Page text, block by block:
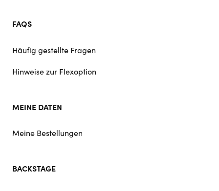
FAQS
Häufig gestellte Fragen
Hinweise zur Flexoption
MEINE DATEN
Meine Bestellungen
BACKSTAGE